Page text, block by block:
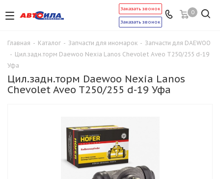
0
Заказать звонок
Заказать звонок
Главная - Каталог - Запчасти для иномарок - Запчасти для DAEWOO
- Цил.задн.торм Daewoo Nexia Lanos Chevolet Aveo T250/255 d-19
Уфа
Цил.задн.торм Daewoo Nexia Lanos
Chevolet Aveo T250/255 d-19 Уфа